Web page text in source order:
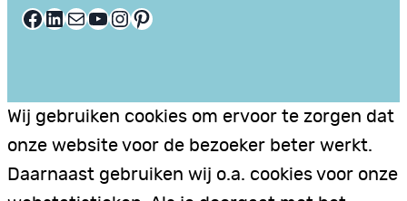
Facebook LinkedIn E-mail YouTube InstagramPinterest
Wij gebruiken cookies om ervoor te zorgen dat
onze website voor de bezoeker beter werkt.
Daarnaast gebruiken wij o.a. cookies voor onze